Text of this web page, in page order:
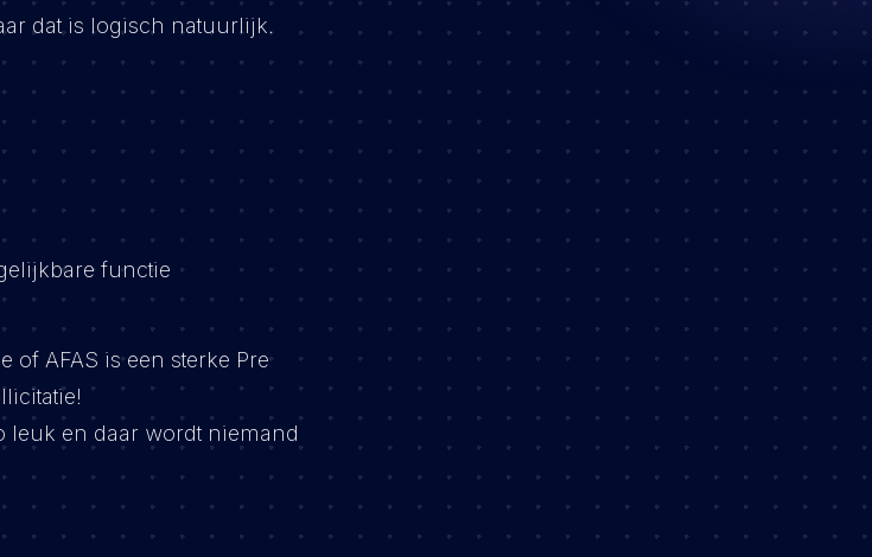
dat is logisch natuurlijk.
functie
of AFAS is een sterke Pre
leuk en daar wordt niemand